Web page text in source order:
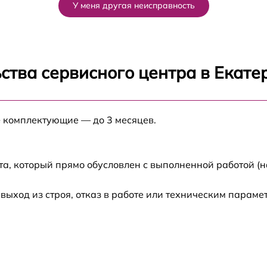
от 60 мин
от 60 мин
У меня другая неисправность
сервисного центра в
комплектующие — до 3 месяцев.
который прямо обусловлен с выполненной работой
из строя, отказ в работе или техническим